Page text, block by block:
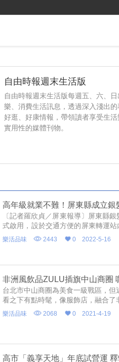
自由時報週末生活版
自由時報週末生活版每週五、六、
樂、消費生活訊息，透過深入淺出的
好逛、好康情報，帶領讀者享受生
實用性的媒體刊物。
高年級就業不難！屏東縣成立銀
〔記者羅欣貞／屏東報導〕屏東縣
式啟用，設於交通方便的屏東轉運站
東地區中高齡及高齡者就業諮詢服務
樂活品味 2443 0 2022-5-16
非洲風飲品ZULU插旗中山商圈
台北市中山商圈為美食一級戰區，
看之下有點時髦，像服飾店，融合了
的部落紋飾，讓人經過不經意駐足多
其實是家街頭咖啡店，也是奶茶店，
幕約一個月，就吸引了許多日本人成
樂活品味 2068 0 2021-4-19
高市「義享天地」年底試營運